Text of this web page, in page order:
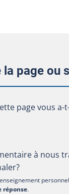
la page ou
page vous
page vous
à nous
réponse.